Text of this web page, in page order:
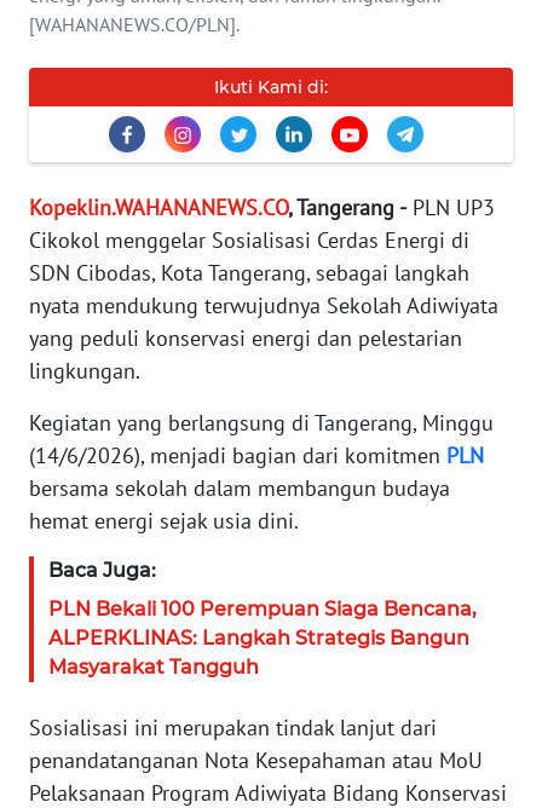
[WAHANANEWS.CO/PLN].
Ikuti Kami di:
Kopeklin.WAHANANEWS.CO, Tangerang -PLN UP3
Cikokol menggelar Sosialisasi Cerdas Energi di
SDN Cibodas, Kota Tangerang, sebagai langkah
nyata mendukung terwujudnya Sekolah Adiwiyata
yang peduli konservasi energi dan pelestarian
lingkungan.
Kegiatan yang berlangsung di Tangerang, Minggu
(14/6/2026), menjadi bagian dari komitmen PLN
bersama sekolah dalam membangun budaya
hemat energi sejak usia dini.
Baca Juga:
PLN Bekali 100 Perempuan Siaga Bencana,
ALPERKLINAS: Langkah Strategis Bangun
Masyarakat Tangguh
Sosialisasi ini merupakan tindak lanjut dari
penandatanganan Nota Kesepahaman atau MoU
Pelaksanaan Program Adiwiyata Bidang Konservasi
MEDIA
REDAKSI
DISCLAIMER
Wahana
News
Regional
WN
SUMUT
WN
JAKARTA
JABAR
WN
WN
NTT